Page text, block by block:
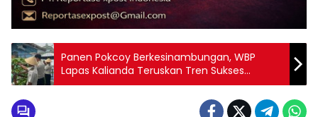
Panen Pokcoy Berkesinambungan, WBP
Lapas Kalianda Teruskan Tren Sukses
Budidaya